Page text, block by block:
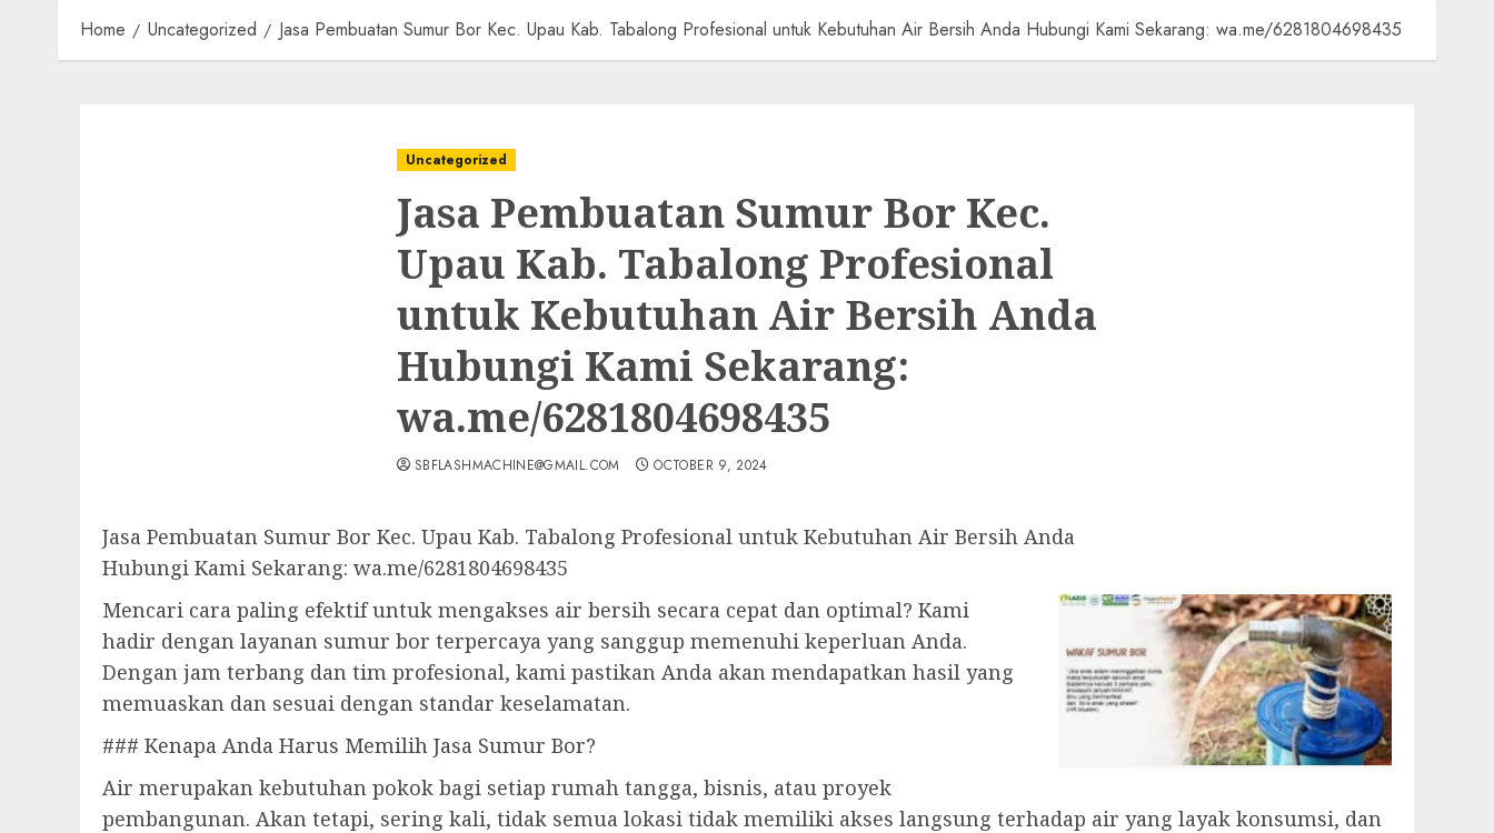
Home Uncategorized Jasa Pembuatan Sumur Bor Kec. Upau Kab. Tabalong Profesional untuk Kebutuhan Air Bersih Anda Hubungi Kami Sekarang: wa.me/6281804698435
Uncategorized
Jasa Pembuatan Sumur Bor Kec.
Upau Kab. Tabalong Profesional
untuk Kebutuhan Air Bersih Anda
Hubungi Kami Sekarang:
wa.me/6281804698435
SBFLASHMACHINE@GMAIL.COM OCTOBER 9, 2024
Jasa Pembuatan Sumur Bor Kec. Upau Kab. Tabalong Profesional untuk Kebutuhan Air Bersih Anda
Hubungi Kami Sekarang: wa.me/6281804698435
Mencari cara paling efektif untuk mengakses air bersih secara cepat dan optimal? Kami
hadir dengan layanan sumur bor terpercaya yang sanggup memenuhi keperluan Anda.
Dengan jam terbang dan tim profesional, kami pastikan Anda akan mendapatkan hasil yang
memuaskan dan sesuai dengan standar keselamatan.
### Kenapa Anda Harus Memilih Jasa Sumur Bor?
Air merupakan kebutuhan pokok bagi setiap rumah tangga, bisnis, atau proyek
pembangunan. Akan tetapi, sering kali, tidak semua lokasi tidak memiliki akses langsung terhadap air yang layak konsumsi, dan